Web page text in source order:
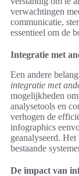
verwachtingen
communicatie,
essentieel om de
Integratie met
Een andere
integratie met
mogelijkheden
analysetools en
verhogen de
infographics
geanalyseerd.
bestaande
De impact van